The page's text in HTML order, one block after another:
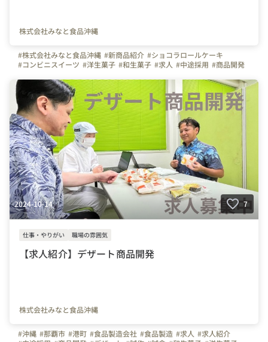
株式会社みなと食品沖縄
#株式会社みなと食品沖縄 #新商品紹介 #ショコラロールケーキ
#コンビニスイーツ #洋生菓子 #和生菓子 #求人 #中途採用 #商品開発
2024-10-14 7
仕事・やりがい 職場の雰囲気
【求人紹介】デザート商品開発
株式会社みなと食品沖縄
#沖縄 #那覇市 #港町 #食品製造会社 #食品製造 #求人 #求人紹介